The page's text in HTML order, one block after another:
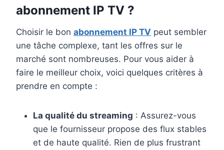
abonnement IP TV ?
Choisir le bon abonnement IP TV peut sembler
une tâche complexe, tant les offres sur le
marché sont nombreuses. Pour vous aider à
faire le meilleur choix, voici quelques critères à
prendre en compte :
La qualité du streaming : Assurez-vous
que le fournisseur propose des flux stables
et de haute qualité. Rien de plus frustrant